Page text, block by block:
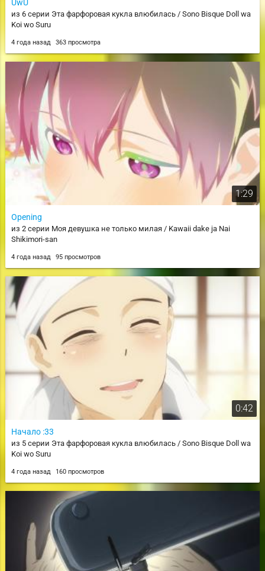
UwU
из 6 серии Эта фарфоровая кукла влюбилась / Sono Bisque Doll wa
Koi wo Suru
4 года назад 363 просмотра
1:29
Opening
из 2 серии Моя девушка не только милая / Kawaii dake ja Nai
Shikimori-san
4 года назад 95 просмотров
0:42
Начало :33
из 5 серии Эта фарфоровая кукла влюбилась / Sono Bisque Doll wa
Koi wo Suru
4 года назад 160 просмотров